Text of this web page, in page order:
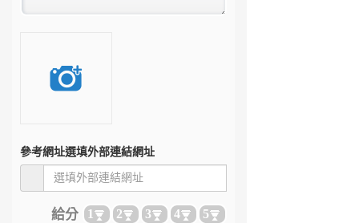
參考網址選填外部連結網址
給分 1 2 3 4 5